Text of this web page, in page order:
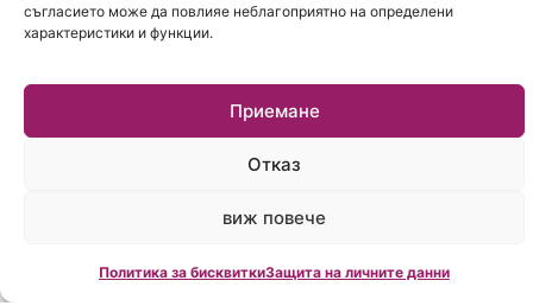
съгласието може да повлияе неблагоприятно на определени
характеристики и функции.
Приемане
Отказ
виж повече
Политика за бисквиткиЗащита на личните данни